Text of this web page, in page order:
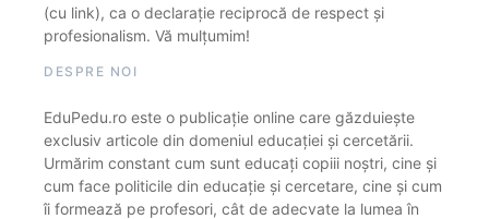
(cu link), ca o declarație reciprocă de respect și
profesionalism. Vă mulțumim!
DESPRE NOI
EduPedu.ro este o publicație online care găzduiește
exclusiv articole din domeniul educației și cercetării.
Urmărim constant cum sunt educați copiii noștri, cine și
cum face politicile din educație și cercetare, cine și cum
îi formează pe profesori, cât de adecvate la lumea în